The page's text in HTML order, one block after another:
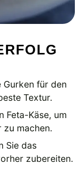
Gurken für den
Textur.
Feta-Käse, um
zu machen.
Sie das
zubereiten.